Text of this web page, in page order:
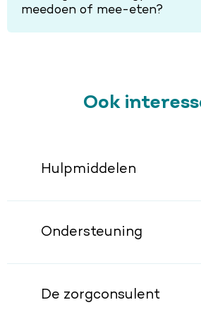
meedoen of mee-eten?
Ook
Hulpmiddelen
Ondersteuning
De zorgconsulent